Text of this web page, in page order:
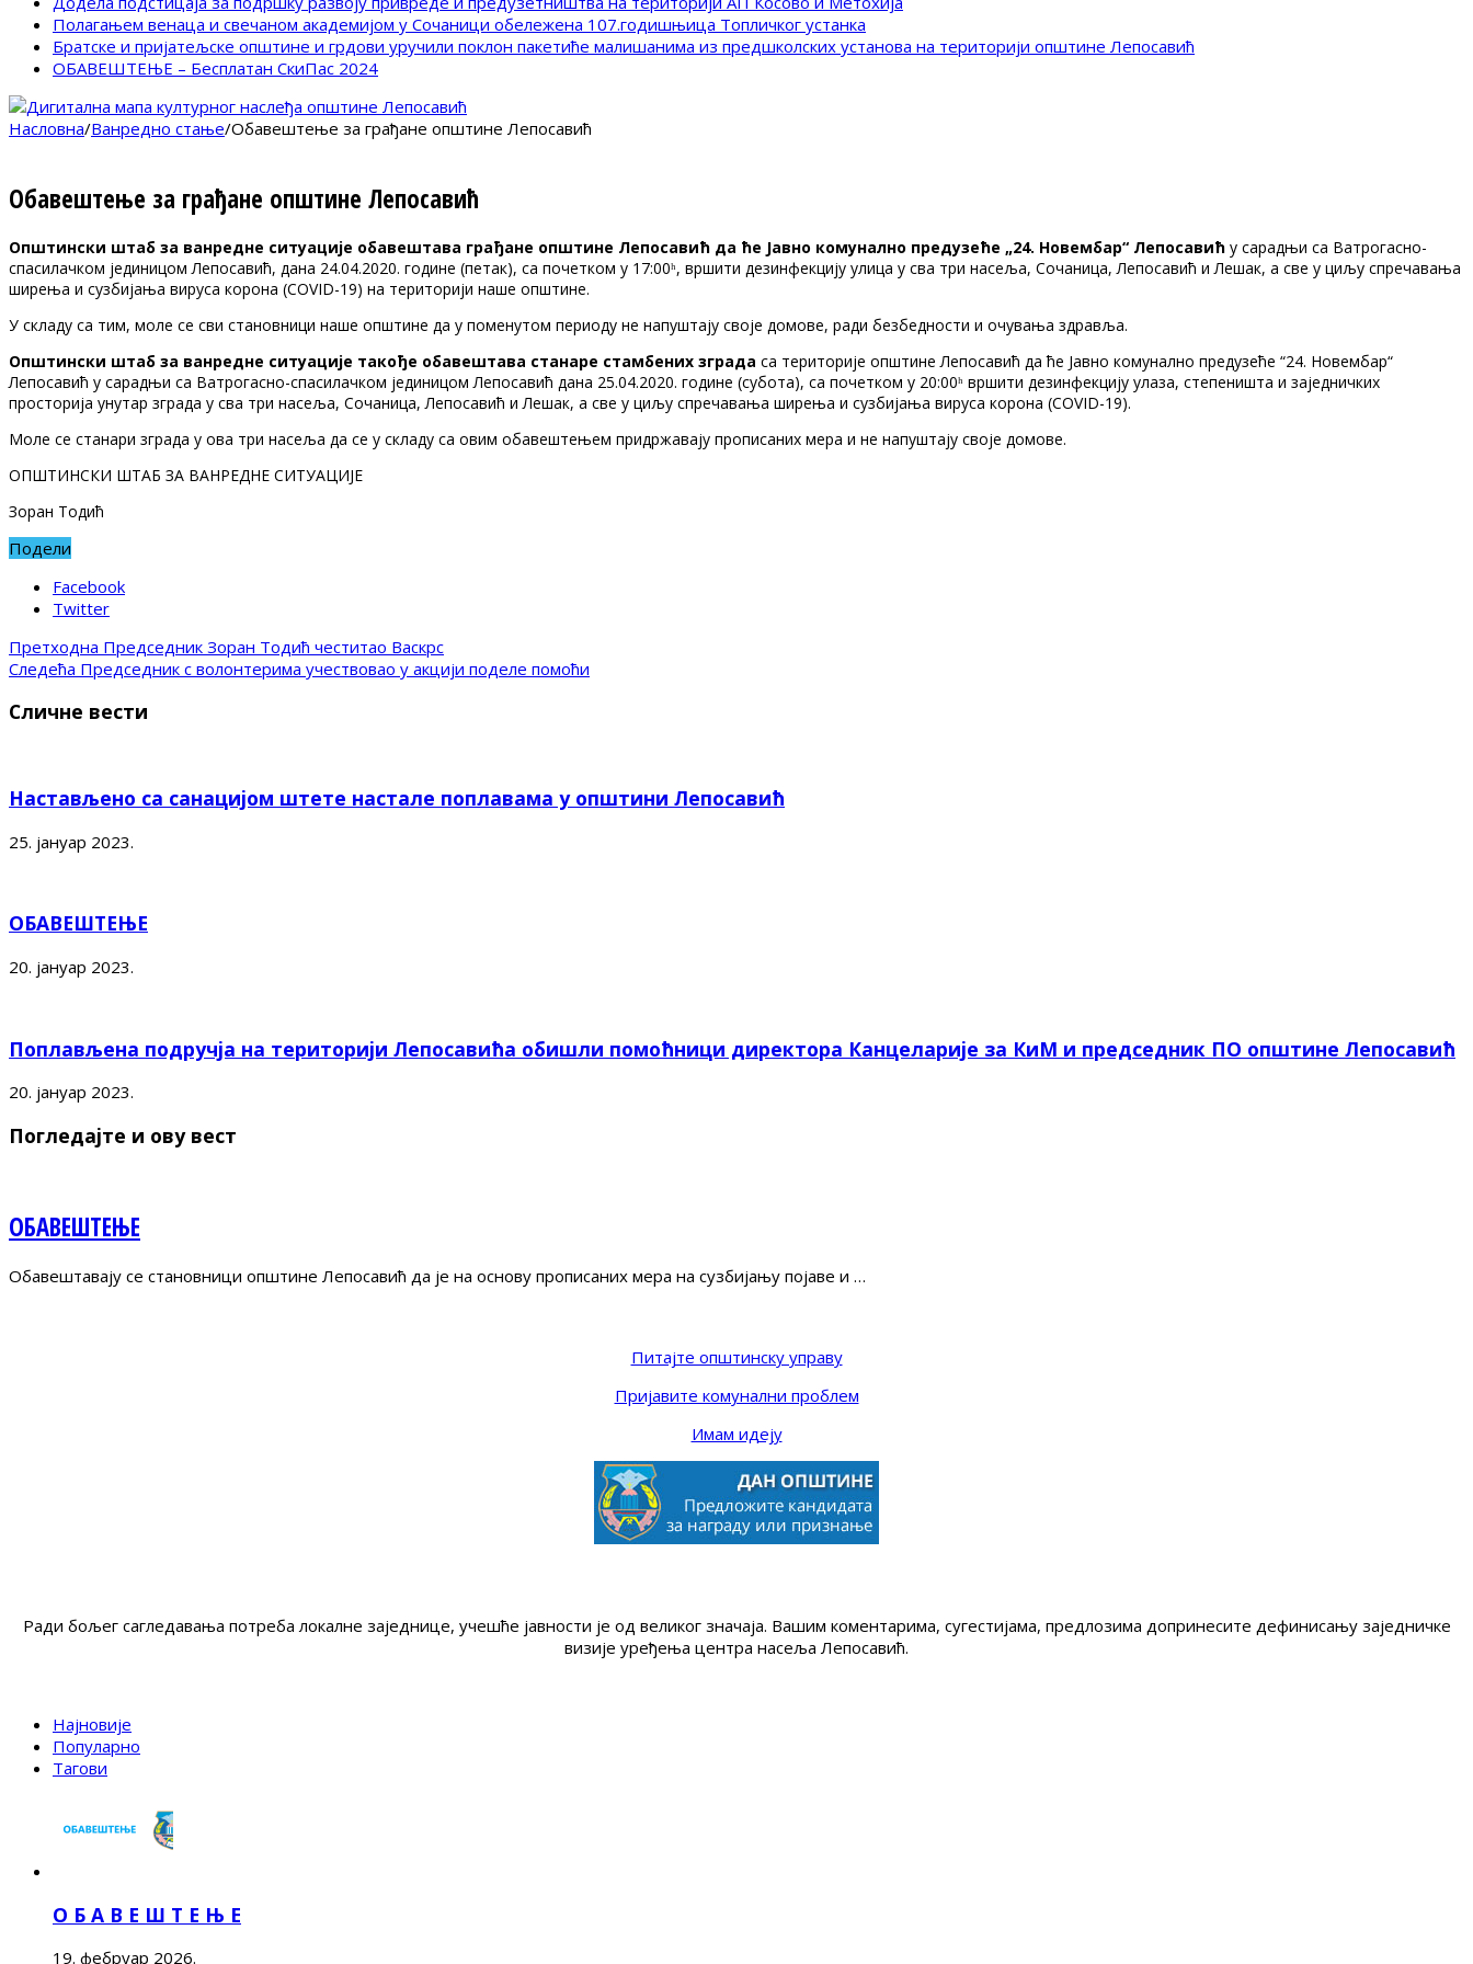
Полагањем венаца и свечаном академијом у Сочаници обележена 107.годишњица Топличког устанка
Братске и пријатељске општине и грдови уручили поклон пакетиће малишанима из предшколских установа на територији општине Лепосавић
ОБАВЕШТЕЊЕ – Бесплатан СкиПас 2024
Насловна/Ванредно стање/Обавештење за грађане општине Лепосавић
Обавештење за грађане општине Лепосавић
Oпштински штаб за ванредне ситуације обавештава грађане општине Лепосавић да ће Јавно комунално предузеће „24. Новембар“ Лепосавић у сарадњи са Ватрогасно-
спасилачком јединицом Лепосавић, дана 24.04.2020. године (петак), са почетком у 17:00ʰ, вршити дезинфекцију улица у сва три насеља, Сочаница, Лепосавић и Лешак, а све у циљу спречавања
ширења и сузбијања вируса корона (COVID-19) на територији наше општине.
У складу са тим, моле се сви становници наше општине да у поменутом периоду не напуштају своје домове, ради безбедности и очувања здравља.
Oпштински штаб за ванредне ситуације такође oбавештава станарe стамбених зграда са територије општине Лепосавић да ће Јавно комунално предузеће “24. Новембар“
Лепосавић у сарадњи са Ватрогасно-спасилачком јединицом Лепосавић дана 25.04.2020. године (субота), са почетком у 20:00ʰ вршити дезинфекцију улаза, степеништа и заједничких
просторија унутар зграда у сва три насеља, Сочаница, Лепосавић и Лешак, а све у циљу спречавања ширења и сузбијања вируса корона (COVID-19).
Моле се станари зграда у ова три насеља да се у складу са овим обавештењем придржавају прописаних мера и не напуштају своје домове.
ОПШТИНСКИ ШТАБ ЗА ВАНРЕДНЕ СИТУАЦИЈЕ
Зоран Тодић
Подели
Facebook
Twitter
Претходна Председник Зоран Тодић честитао Васкрс
Следећа Председник с волонтерима учествовао у акцији поделе помоћи
Сличне вести
Настављено са санацијом штете настале поплавама у општини Лепосавић
25. јануар 2023.
ОБАВЕШТЕЊЕ
20. јануар 2023.
Поплављена подручја на територији Лепосавића обишли помоћници директора Канцеларије за КиМ и председник ПО општине Лепосавић
20. јануар 2023.
Погледајте и ову вест
ОБАВЕШТЕЊЕ
Обавештавају се становници општине Лепосавић да је на основу прописаних мера на сузбијању појаве и …
Питајте општинску управу
Пријавите комунални проблем
Имам идеју
Ради бољег сагледавања потреба локалне заједнице, учешће јавности је од великог значаја. Вашим коментарима, сугестијама, предлозима допринесите дефинисању заједничке
визије уређења центра насеља Лепосавић.
Најновије
Популарно
Тагови
О Б А В Е Ш Т Е Њ Е
19. фебруар 2026.